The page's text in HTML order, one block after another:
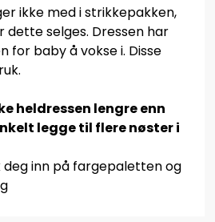
ikke med i strikkepakken,
dette selges. Dressen har
for baby å vokse i. Disse
heldressen lengre enn
legge til flere nøster i
deg inn på fargepaletten og